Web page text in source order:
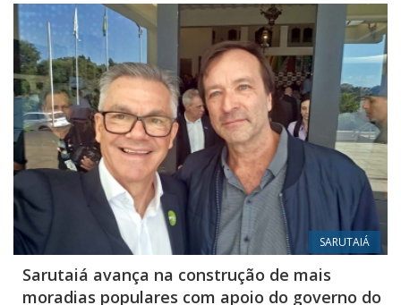
SARUTAIÁ
Sarutaiá avança na construção de mais
moradias populares com apoio do governo do